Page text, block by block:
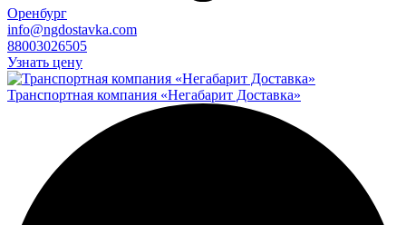
Оренбург
info@ngdostavka.com
88003026505
Узнать цену
Транспортная компания «Негабарит Доставка»